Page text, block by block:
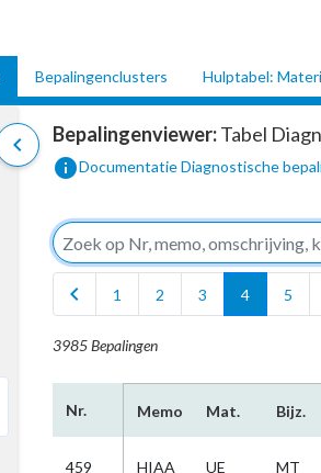
Bepalingenclusters Hulptabel:
chevron_left Bepalingenviewer:Tabel
infoDocumentatie Diagnostische
chevron_left
1 2 3 4 5
3985 Bepalingen
Nr. Memo Mat. Bijz.
459 HIAA UE MT